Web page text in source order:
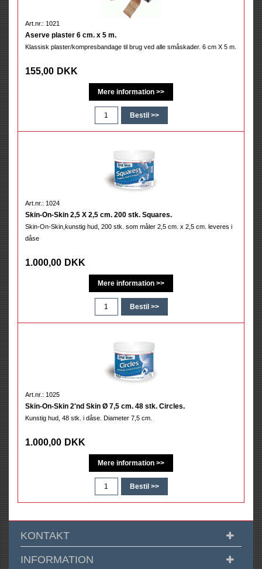
Art.nr.: 1021
Aserve plaster 6 cm. x 5 m.
Klassisk plaster/kompresbandage til brug ved alle småskader. 6 cm X 5 m.
155,00 DKK
Art.nr.: 1024
Skin-On-Skin 2,5 X 2,5 cm. 200 stk. Squares.
Skin-On-Skin,kunstig hud, 200 stk. som måler 2,5 cm. x 2,5 cm. leveres i
dåse
1.000,00 DKK
Art.nr.: 1025
Skin-On-Skin 2'nd Skin Ø 7,5 cm. 48 stk. Circles.
Kunstig hud, 48 stk. i dåse. Diameter 7,5 cm.
1.000,00 DKK
KONTAKT
INFORMATION